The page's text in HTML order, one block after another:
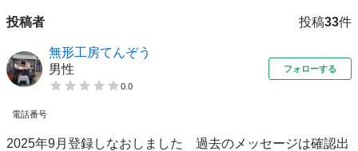
投稿者 投稿33件
無形工房てんぞう
男性
0.0
フォローする
電話番号
2025年9月登録しなおしました 過去のメッセージは確認出